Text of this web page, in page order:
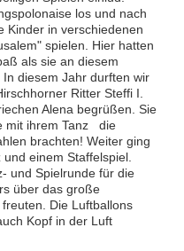
los und nach
Kinder in verschiedenen
spielen. Hier hatten
als sie an diesem
diesem Jahr durften wir
Ritter Steffi I.
Alena begrüßen. Sie
mit ihrem Tanz die
brachten! Weiter ging
einem Staffelspiel.
und Spielrunde für die
über das große
Die Luftballons
Kopf in der Luft